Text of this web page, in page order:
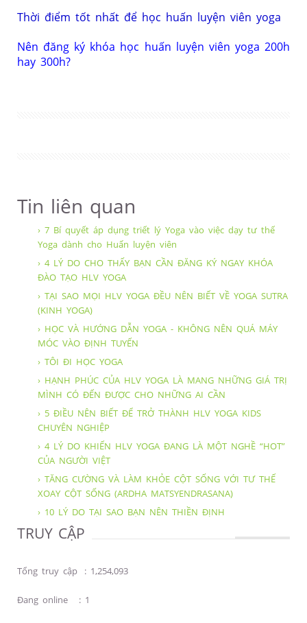
Thời điểm tốt nhất để học huấn luyện viên yoga
Nên đăng ký khóa học huấn luyện viên yoga 200h
hay 300h?
Tin liên quan
› 7 Bí quyết áp dụng triết lý Yoga vào việc dạy tư thế
Yoga dành cho Huấn luyện viên
› 4 LÝ DO CHO THẤY BẠN CẦN ĐĂNG KÝ NGAY KHÓA
ĐÀO TẠO HLV YOGA
› TẠI SAO MỌI HLV YOGA ĐỀU NÊN BIẾT VỀ YOGA SUTRA
(KINH YOGA)
› HỌC VÀ HƯỚNG DẪN YOGA - KHÔNG NÊN QUÁ MÁY
MÓC VÀO ĐỊNH TUYẾN
› TÔI ĐI HỌC YOGA
› HẠNH PHÚC CỦA HLV YOGA LÀ MANG NHỮNG GIÁ TRỊ
MÌNH CÓ ĐẾN ĐƯỢC CHO NHỮNG AI CẦN
› 5 ĐIỀU NÊN BIẾT ĐỂ TRỞ THÀNH HLV YOGA KIDS
CHUYÊN NGHIỆP
› 4 LÝ DO KHIẾN HLV YOGA ĐANG LÀ MỘT NGHỀ “HOT”
CỦA NGƯỜI VIỆT
› TĂNG CƯỜNG VÀ LÀM KHỎE CỘT SỐNG VỚI TƯ THẾ
XOAY CỘT SỐNG (ARDHA MATSYENDRASANA)
› 10 LÝ DO TẠI SAO BẠN NÊN THIỀN ĐỊNH
TRUY CẬP
Tổng truy cập : 1,254,093
Đang online : 1